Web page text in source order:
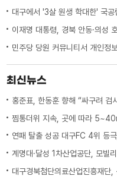
대구에서 '3살 원생 학대한' 국
최신뉴스
찜통더위 지속, 곳에 따라
연패 탈출 성공 대구FC 4위 등
계명대·달성 1차산업공단, 모빌
대구경북첨단의료산업진흥재단